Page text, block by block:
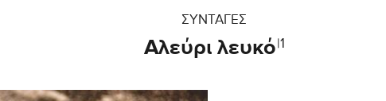
ΣΥΝΤΑΓΕΣ
Αλεύρι λευκό|1